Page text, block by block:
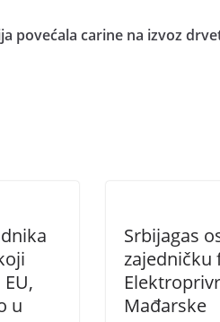
povećala carine na izvoz
u
Srbijagas
zajedničku
Mađarske